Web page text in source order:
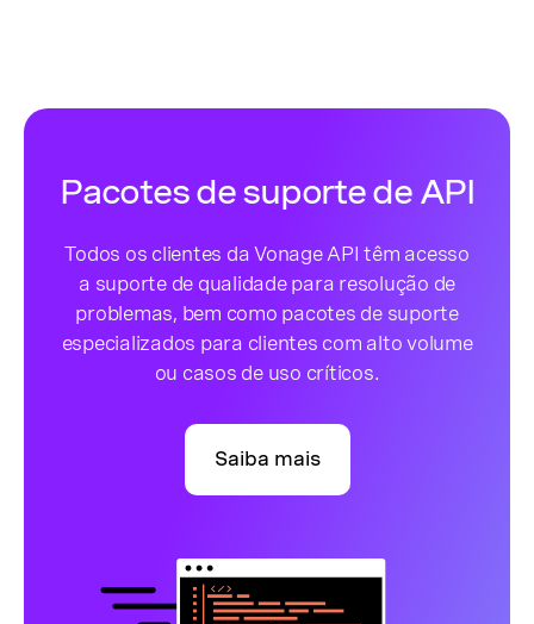
Pacotes de suporte de API
Todos os clientes da Vonage API têm acesso
a suporte de qualidade para resolução de
problemas, bem como pacotes de suporte
especializados para clientes com alto volume
ou casos de uso críticos.
Saiba mais